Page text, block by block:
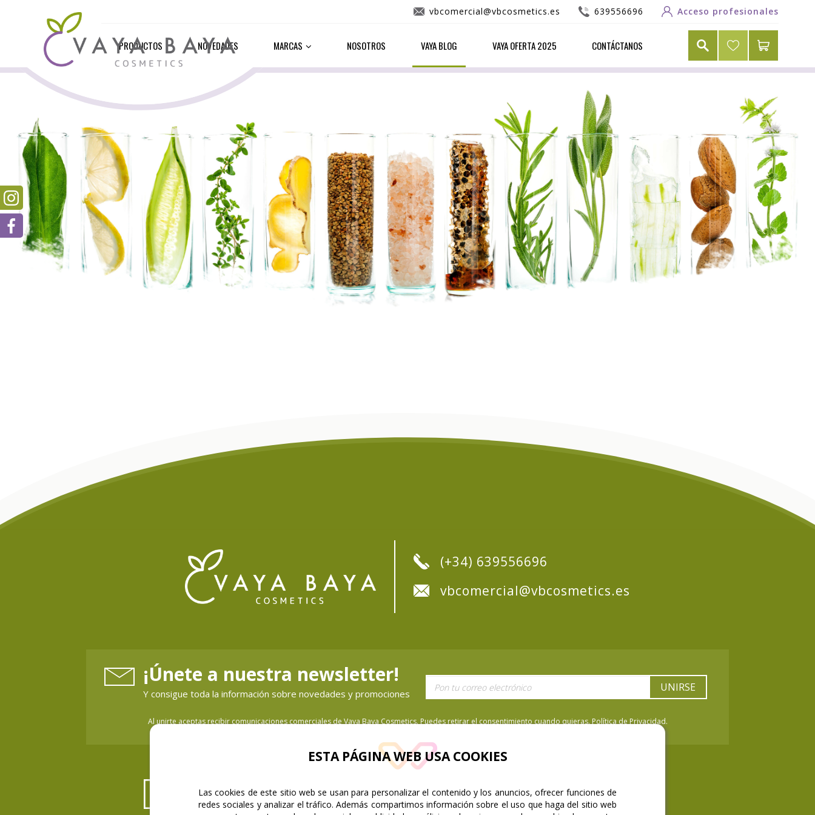
ESTA PÁGINA WEB USA COOKIES
Las cookies de este sitio web se usan para personalizar el contenido y los anuncios, ofrecer funciones de
redes sociales y analizar el tráfico. Además compartimos información sobre el uso que haga del sitio web
vbcomercial@vbcosmetics.es 639556696 Acceso profesionales
PRODUCTOS NOVEDADES MARCAS NOSOTROS VAYA BLOG VAYA OFERTA 2025 CONTÁCTANOS
(+34) 639556696
vbcomercial@vbcosmetics.es
¡Únete a nuestra newsletter!
Y consigue toda la información sobre novedades y promociones UNIRSE
Al unirte aceptas recibir comunicaciones comerciales de Vaya Baya Cosmetics. Puedes retirar el consentimiento cuando quieras. Política de Privacidad.